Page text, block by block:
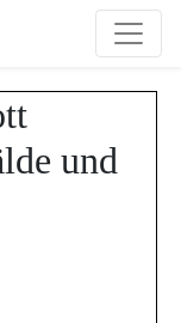
und